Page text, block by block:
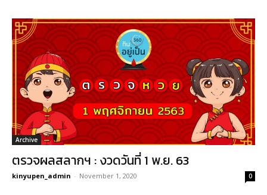
Archive
ตรวจผลสลากฯ : งวดวันที่ 1 พ.ย. 63
kinyupen_admin - November 1, 2020 0